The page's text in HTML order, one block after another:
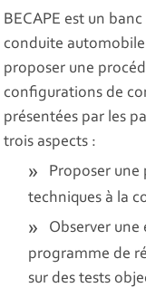
BECAPE est un
conduite
proposer une
configurations de
présentées par les
trois aspects :
Proposer une
techniques à la
Observer
programme de
sur des tests